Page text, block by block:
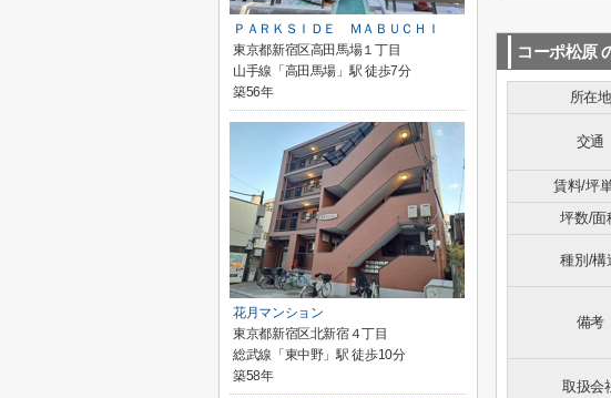
コーポ松原
所在地
交通
賃料/坪
坪数/面
種別/構
備考
取扱会
ＰＡＲＫＳＩＤＥ ＭＡＢＵＣＨＩ
東京都新宿区高田馬場１丁目
山手線「高田馬場」駅 徒歩7分
築56年
花月マンション
東京都新宿区北新宿４丁目
総武線「東中野」駅 徒歩10分
築58年